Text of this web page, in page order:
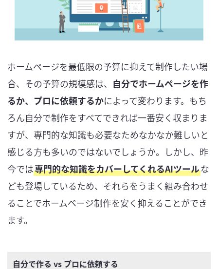
ホームページを最低限の予算に抑えて制作したい場
合、その予算の規模感は、 自分でホームページを作
るか、プロに依頼するかによって変わります。もち
ろん自分で制作をすべてできれば一番安く収まりま
すが、専門的な知識も必要なためなかなか難しいと
感じる方も多いのではないでしょうか。しかし、昨
今では専門的な知識をカバーしてくれるAIツールな
ども登場しているため、それらをうまく組み合わせ
ることでホームページ制作を安く抑えることができ
ます。
自分で作る vs プロに依頼する